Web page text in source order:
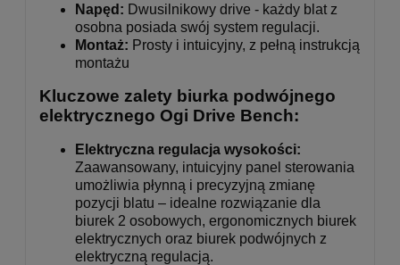
Napęd: Dwusilnikowy drive - każdy blat z
osobna posiada swój system regulacji.
Montaż: Prosty i intuicyjny, z pełną instrukcją
montażu
Kluczowe zalety biurka podwójnego
elektrycznego Ogi Drive Bench:
Elektryczna regulacja wysokości:
Zaawansowany, intuicyjny panel sterowania
umożliwia płynną i precyzyjną zmianę
pozycji blatu – idealne rozwiązanie dla
biurek 2 osobowych, ergonomicznych biurek
elektrycznych oraz biurek podwójnych z
elektryczną regulacją.